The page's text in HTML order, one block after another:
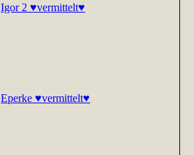
Igor 2 ♥vermittelt♥
Eperke ♥vermittelt♥